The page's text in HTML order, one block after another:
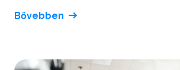
Bővebben